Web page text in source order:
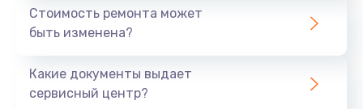
Стоимость ремонта может
быть изменена?
Какие документы выдает
сервисный центр?